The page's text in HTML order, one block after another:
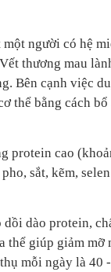
người có hệ
thương mau
Bên cạnh việc
thể bằng cách
protein cao
sắt, kẽm,
dồi dào protein,
thể giúp giảm
mỗi ngày là 40